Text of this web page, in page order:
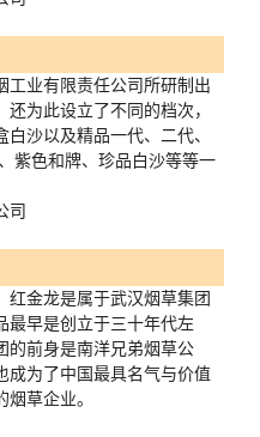
工业有限责任公司所研制出
还为此设立了不同的档次，
沙以及精品一代、二代、
紫色和牌、珍品白沙等等一
司
红金龙是属于武汉烟草集团
最早是创立于三十年代左
的前身是南洋兄弟烟草公
成为了中国最具名气与价值
草企业。